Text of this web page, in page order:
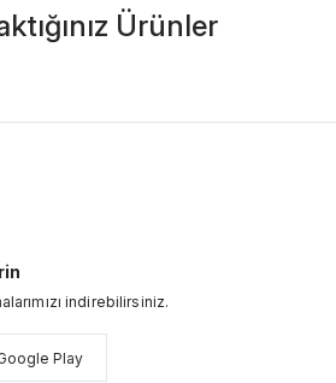
Ürünler
indirebilirsiniz.
Play